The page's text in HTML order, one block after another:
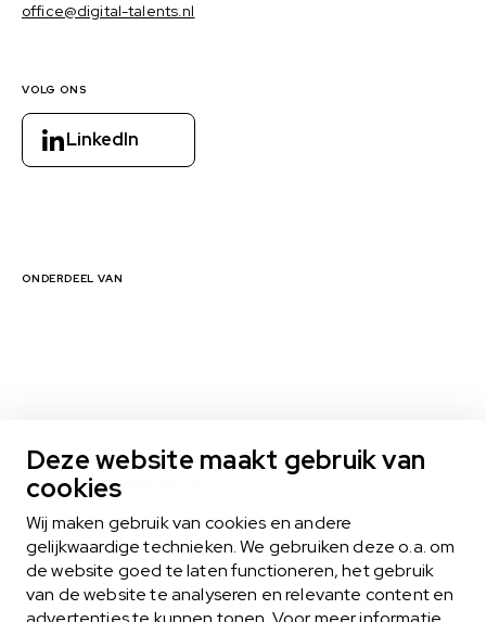
Deze website maakt gebruik van
cookies
Wij maken gebruik van cookies en andere
gelijkwaardige technieken. We gebruiken deze o.a. om
de website goed te laten functioneren, het gebruik
van de website te analyseren en relevante content en
office@digital-talents.nl
VOLG ONS
LinkedIn
ONDERDEEL VAN
Bekijk alle domeinen
MIDLANCEN
Het midlance-model biedt het beste van twee werelden